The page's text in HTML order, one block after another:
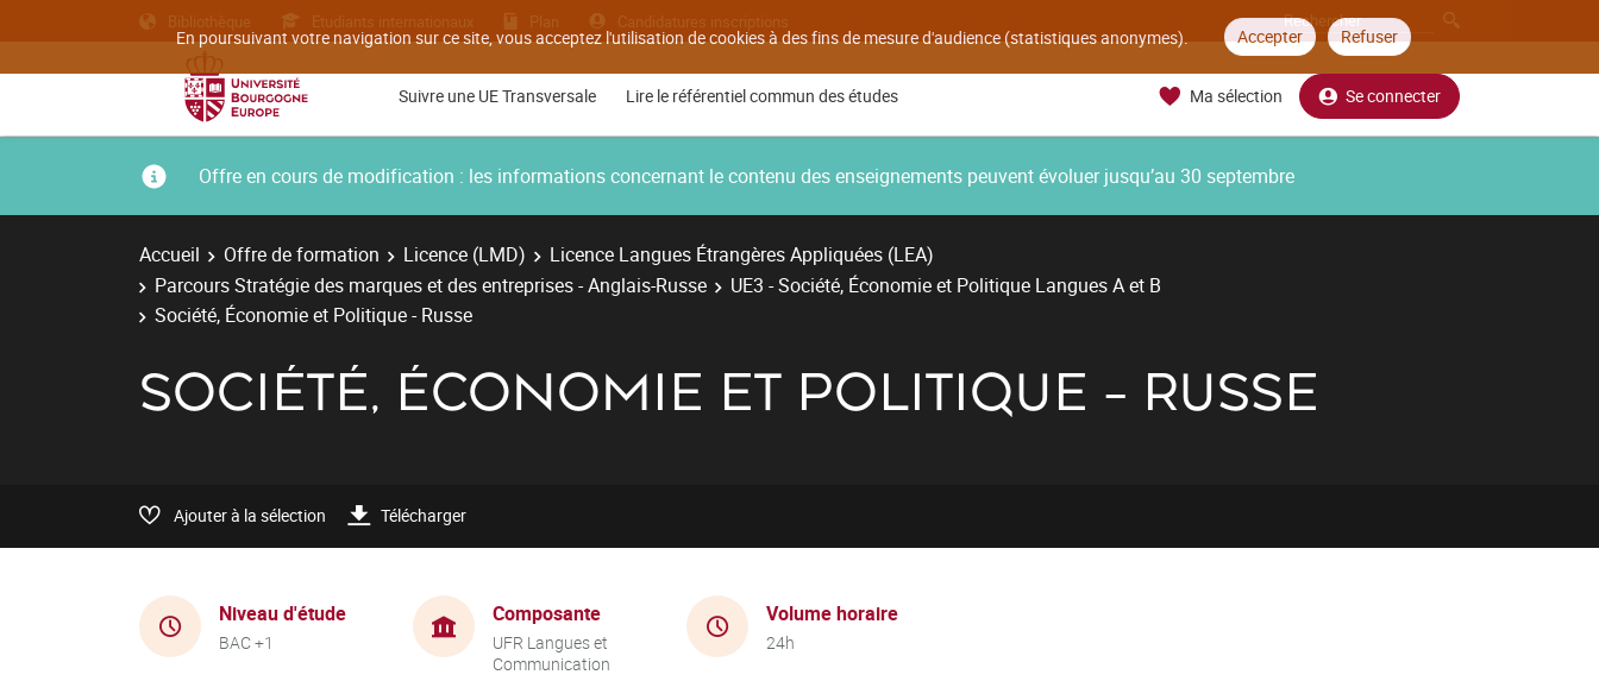
En poursuivant votre navigation sur ce site, vous acceptez l'utilisation de cookies à des fins de mesure d'audience (statistiques anonymes). Accepter Refuser
Bibliothèque Etudiants internationaux Plan Candidatures inscriptions
Suivre une UE Transversale Lire le référentiel commun des études Ma sélection Se connecter
Offre en cours de modification : les informations concernant le contenu des enseignements peuvent évoluer jusqu’au 30 septembre
Accueil Offre de formation Licence (LMD)
Licence Langues Étrangères Appliquées (LEA)
Parcours Stratégie des marques et des entreprises - Anglais-Russe
UE3 - Société, Économie et Politique Langues A et B
Société, Économie et Politique - Russe
SOCIÉTÉ, ÉCONOMIE ET POLITIQUE - RUSSE
Ajouter à la sélection Télécharger
Niveau d'étude
BAC +1
Composante
UFR Langues et
Communication
Volume horaire
24h